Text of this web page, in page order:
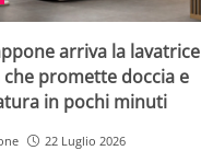
arriva la lavatrice
che promette doccia e
in pochi minuti
22 Luglio 2026